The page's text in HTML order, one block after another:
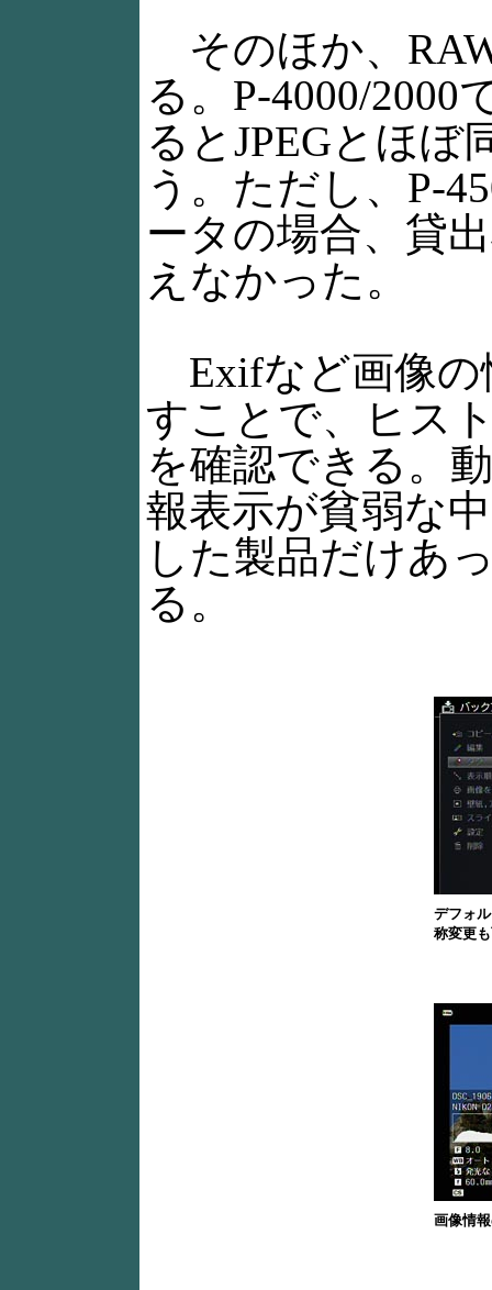
そのほか、
る。P-4000/
るとJPEGとほぼ
う。ただし、P-
ータの場合、貸
えなかった。
Exifなど画像の
すことで、ヒス
を確認できる。
報表示が貧弱な
した製品だけあ
る。
デフォ
称変更
画像情